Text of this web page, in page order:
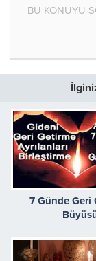
BU KONUYU
7 Günde Geri